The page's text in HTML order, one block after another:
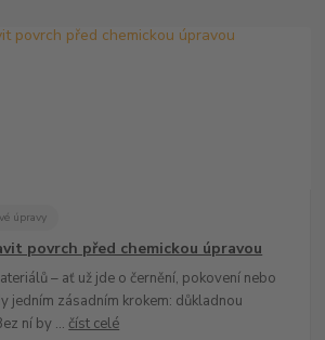
úpravy
povrch před chemickou úpravou
– ať už jde o černění, pokovení nebo
jedním zásadním krokem: důkladnou
ní by ... číst celé